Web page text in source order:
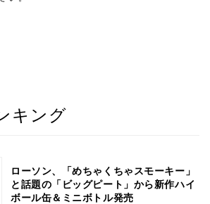
キング
ローソン、「めちゃくちゃスモーキー」
と話題の「ビッグピート」から新作ハイ
ボール缶＆ミニボトル発売